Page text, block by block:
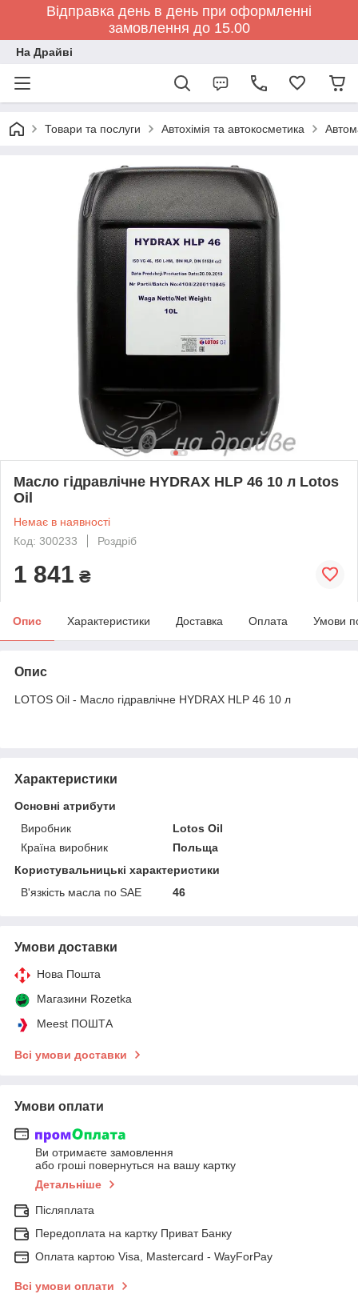
Відправка день в день при оформленні
замовлення до 15.00
На Драйві
Товари та послуги Автохімія та автокосметика
Масло гідравлічне HYDRAX HLP 46 10 л Lotos
Oil
Немає в наявності
Код: 300233
Роздріб
1 841 ₴
Опис Характеристики Доставка Оплата Умови
Опис
LOTOS Oil - Масло гідравлічне HYDRAX HLP 46 10 л
Характеристики
Основні атрибути
Виробник
Lotos Oil
Країна виробник
Польща
Користувальницькі характеристики
В'язкість масла по SAE
46
Умови доставки
Нова Пошта
Магазини Rozetka
Meest ПОШТА
Всі умови доставки
Умови оплати
Ви отримаєте замовлення
або гроші повернуться на вашу картку
Детальніше
Післяплата
Передоплата на картку Приват Банку
Оплата картою Visa, Mastercard - WayForPay
Всі умови оплати